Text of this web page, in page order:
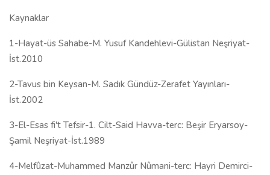
Kaynaklar
1-Hayat-üs Sahabe-M. Yusuf Kandehlevi-Gülistan Neşriyat-
İst.2010
2-Tavus bin Keysan-M. Sadık Gündüz-Zerafet Yayınları-
İst.2002
3-El-Esas fi't Tefsir-1. Cilt-Said Havva-terc: Beşir Eryarsoy-
Şamil Neşriyat-İst.1989
4-Melfûzat-Muhammed Manzûr Nûmani-terc: Hayri Demirci-